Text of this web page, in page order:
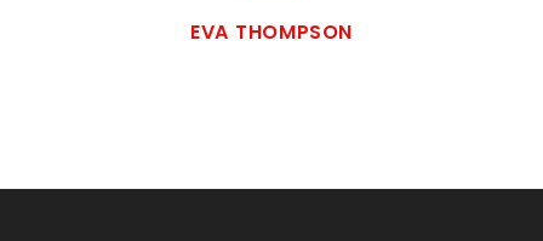
EVA THOMPSON